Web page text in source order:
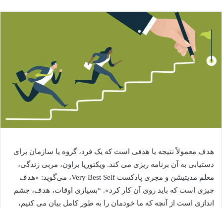
هدف معمولاً نتیجه یا هدفی است که یک فرد، گروه یا سازمان برای
دستیابی به آن برنامه ریزی می کند. ویکتوریا براون، مربی زندگی،
معلم مدیتیشن و مجری پادکست Very Best Self، می‌گوید: «هدف
چیزی است که باید روی آن کار کرد». “بسیاری اوقات، هدف، چشم
اندازی است از آنچه که ما خودمان را به طور کامل بیان می کنیم،